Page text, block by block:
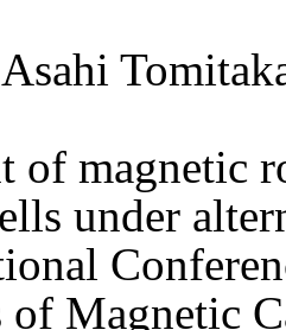
of magnetic
under
Magnetic